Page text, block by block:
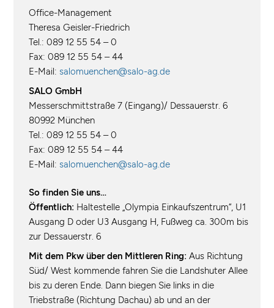
Office-Management
Theresa Geisler-Friedrich
Tel.: 089 12 55 54 – 0
Fax: 089 12 55 54 – 44
E-Mail: salomuenchen@salo-ag.de
SALO GmbH
Messerschmittstraße 7 (Eingang)/ Dessauerstr. 6
80992 München
Tel.: 089 12 55 54 – 0
Fax: 089 12 55 54 – 44
E-Mail: salomuenchen@salo-ag.de
So finden Sie uns…
Öffentlich: Haltestelle „Olympia Einkaufszentrum“, U1
Ausgang D oder U3 Ausgang H, Fußweg ca. 300m bis
zur Dessauerstr. 6
Mit dem Pkw über den Mittleren Ring: Aus Richtung
Süd/ West kommende fahren Sie die Landshuter Allee
bis zu deren Ende. Dann biegen Sie links in die
Triebstraße (Richtung Dachau) ab und an der